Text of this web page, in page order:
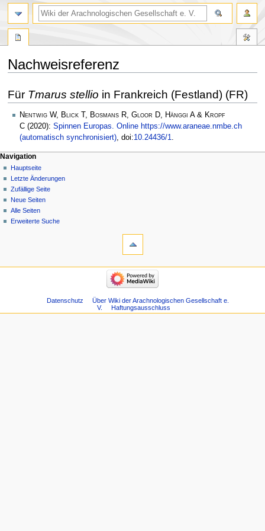
Nachweisreferenz
Navigation
springen
Suche
springen
Für Tmarus stellio in Frankreich (Festland) (FR)
Nentwig W, Blick T, Bosmans R, Gloor D, Hänggi A & Kropf
C (2020): Spinnen Europas. Online https://www.araneae.nmbe.ch
(automatisch synchronisiert), doi:10.24436/1.
Navigation
Hauptseite
Letzte Änderungen
Zufällige Seite
Neue Seiten
Alle Seiten
Erweiterte Suche
Datenschutz
Über Wiki der Arachnologischen Gesellschaft e.
V.
Haftungsausschluss